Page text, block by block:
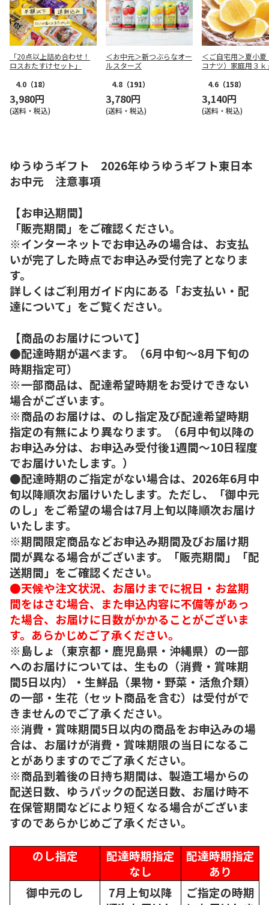
「20点以上詰め合わせ！
ロスおたすけセット」
4.0 （18）
3,980円
(送料・税込)
＜お中元＞新つぶらなオー
ルスターズ
4.8 （191）
3,780円
(送料・税込)
＜ご自宅用＞夏小夏
コナツ）家庭用３ｋ
4.6 （158）
3,140円
(送料・税込)
ゆうゆうギフト 2026年ゆうゆうギフト東日本
お中元 注意事項
【お申込期間】
「販売期間」をご確認ください。
※インターネットでお申込みの場合は、お支払
いが完了した時点でお申込み受付完了となりま
す。
詳しくはご利用ガイド内にある「お支払い・配
達について」をご覧ください。
【商品のお届けについて】
●配達時期が選べます。（6月中旬～8月下旬の
時期指定可）
※一部商品は、配達希望時期をお受けできない
場合がございます。
※商品のお届けは、のし指定及び配達希望時期
指定の有無により異なります。（6月中旬以降の
お申込み分は、お申込み受付後1週間～10日程度
でお届けいたします。）
●配達時期のご指定がない場合は、2026年6月中
旬以降順次お届けいたします。ただし、「御中元
のし」をご希望の場合は7月上旬以降順次お届け
いたします。
※期間限定商品などお申込み期間及びお届け期
間が異なる場合がございます。「販売期間」「配
送期間」をご確認ください。
●天候や注文状況、お届けまでに祝日・お盆期
間をはさむ場合、また申込内容に不備等があっ
た場合、お届けに日数がかかることがございま
す。あらかじめご了承ください。
※島しょ（東京都・鹿児島県・沖縄県）の一部
へのお届けについては、生もの（消費・賞味期
間5日以内）・生鮮品（果物・野菜・活魚介類）
の一部・生花（セット商品を含む）は受付がで
きませんのでご了承ください。
※消費・賞味期間5日以内の商品をお申込みの場
合は、お届けが消費・賞味期限の当日になるこ
とがありますのでご了承ください。
※商品到着後の日持ち期間は、製造工場からの
配送日数、ゆうパックの配送日数、お届け時不
在保管期間などにより短くなる場合がございま
すのであらかじめご了承ください。
のし指定
配達時期指定
なし
配達時期指定
あり
御中元のし
7月上旬以降
ご指定の時期